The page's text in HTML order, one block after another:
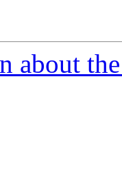
about